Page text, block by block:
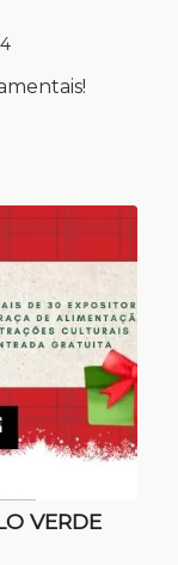
VERDE